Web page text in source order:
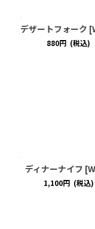
デザートフォーク [
880円 (税込)
ディナーナイフ [
1,100円 (税込)